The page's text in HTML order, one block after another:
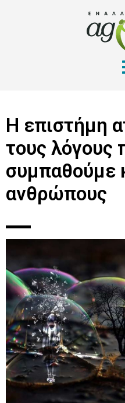
Η επιστήμη
τους λόγους
συμπαθούμε
ανθρώπους